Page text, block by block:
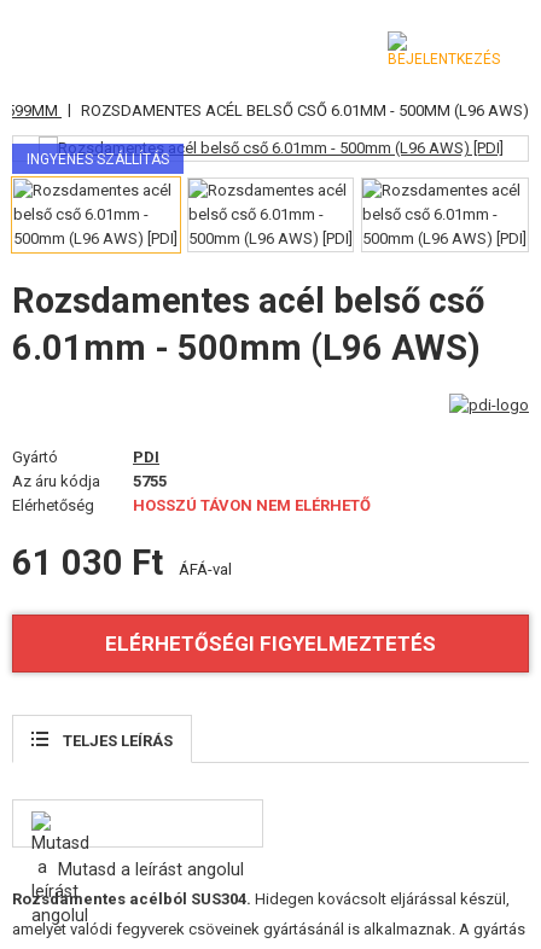
KATEGÓRIA
AIRSOFT FEGYVEREK
LÉGFEGYVEREK, CSÚZLIK
GRÁNÁTVETŐK, GRÁNÁTOK
LÖVEDÉK, GÁZ
SZEMÜVEGEK, MASZKOK
FELSZERELÉS, EGYENRUHA, TOKOK
ÁLCÁZÁS, FESTÉK, SZALAG
KIEGÉSZÍTŐK, HORDSZÍJAK
FEGYVER JAVÍTÁS ÉS KARBANTARTÁS
ÖNVÉDELMI FELSZERELÉSEK, KÉPZÉS, KÉSEK
CÉLOK, LŐLAP
599MM | ROZSDAMENTES ACÉL BELSŐ CSŐ 6.01MM - 500MM (L96 AWS)
INGYENES SZÁLLÍTÁS
Rozsdamentes acél belső cső
6.01mm - 500mm (L96 AWS)
Gyártó
PDI
Az áru kódja
5755
Elérhetőség
HOSSZÚ TÁVON NEM ELÉRHETŐ
61 030 Ft ÁFÁ-val
ELÉRHETŐSÉGI FIGYELMEZTETÉS
TELJES LEÍRÁS
Mutasd a leírást angolul
Rozsdamentes acélból SUS304. Hidegen kovácsolt eljárással készül,
amelyet valódi fegyverek csöveinek gyártásánál is alkalmaznak. A gyártás